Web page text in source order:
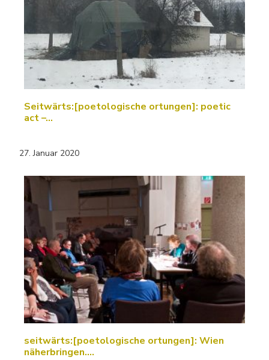
Seitwärts:[poetologische ortungen]: poetic
act –…
27. Januar 2020
seitwärts:[poetologische ortungen]: Wien
näherbringen....